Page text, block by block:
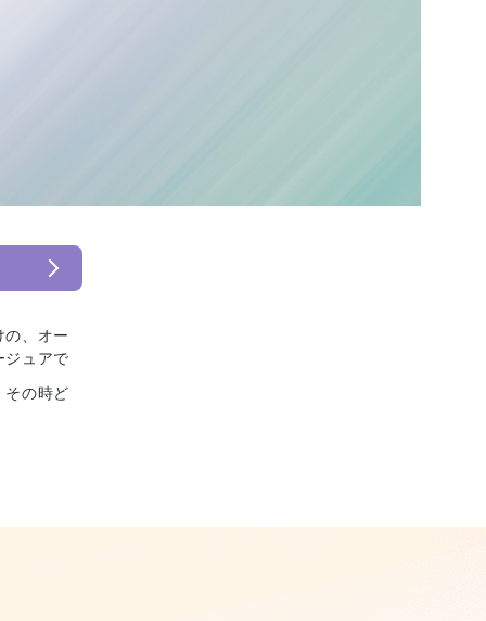
、オー
ジュアで
その時ど